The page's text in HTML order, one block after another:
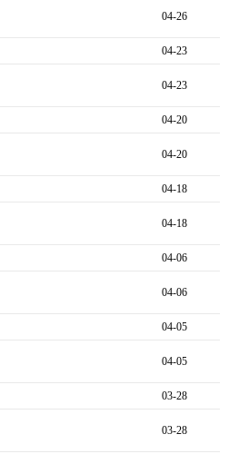
04-26
04-23
04-23
04-20
04-20
04-18
04-18
04-06
04-06
04-05
04-05
03-28
03-28